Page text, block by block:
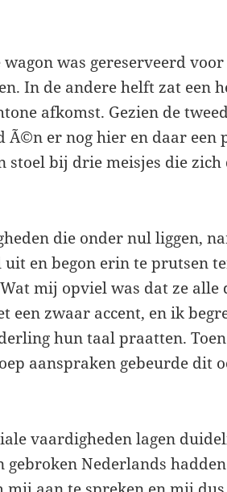
was gereserveerd
In de andere helft zat een
afkomst. Gezien de
Ã©n er nog hier en daar een
stoel bij drie meisjes die
die onder nul liggen,
en begon erin te prutsen
mij opviel was dat ze alle
een zwaar accent, en ik
hun taal praatten.
aanspraken gebeurde dit
vaardigheden lagen
Nederlands hadden